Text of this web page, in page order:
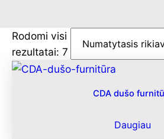
Rodomi visi
rezultatai: 7
CDA dušo
Daugiau